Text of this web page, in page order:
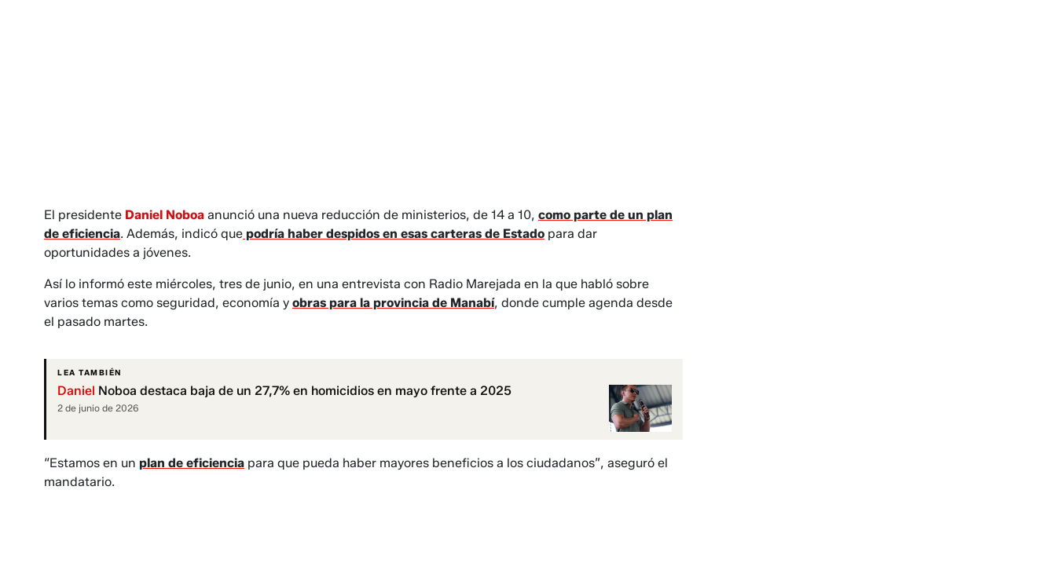
El presidente Daniel Noboa anunció una nueva reducción de ministerios, de 14 a 10, como parte de un plan
de eficiencia. Además, indicó que podría haber despidos en esas carteras de Estado para dar
oportunidades a jóvenes.
Así lo informó este miércoles, tres de junio, en una entrevista con Radio Marejada en la que habló sobre
varios temas como seguridad, economía y obras para la provincia de Manabí, donde cumple agenda desde
el pasado martes.
LEA TAMBIÉN
Daniel Noboa destaca baja de un 27,7% en homicidios en mayo frente a 2025
2 de junio de 2026
“Estamos en un plan de eficiencia para que pueda haber mayores beneficios a los ciudadanos”, aseguró el
mandatario.